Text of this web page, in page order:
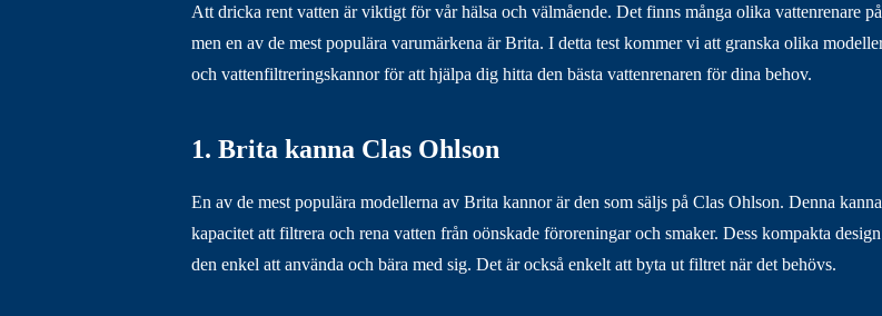
Att dricka rent vatten är viktigt för vår hälsa och välmående. Det finns många olika vattenrenare
men en av de mest populära varumärkena är Brita. I detta test kommer vi att granska olika
och vattenfiltreringskannor för att hjälpa dig hitta den bästa vattenrenaren för dina behov.
1. Brita kanna Clas Ohlson
En av de mest populära modellerna av Brita kannor är den som säljs på Clas Ohlson. Denna
kapacitet att filtrera och rena vatten från oönskade föroreningar och smaker. Dess kompakta
den enkel att använda och bära med sig. Det är också enkelt att byta ut filtret när det behövs.